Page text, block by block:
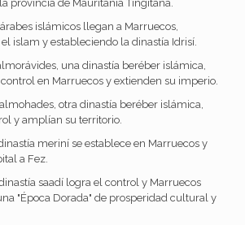
provincia de Mauritania Tingitana.
islámicos llegan a Marruecos,
islam y estableciendo la dinastía Idrisí.
una dinastía beréber islámica,
en Marruecos y extienden su imperio.
otra dinastía beréber islámica,
y amplían su territorio.
meriní se establece en Marruecos y
a Fez.
saadí logra el control y Marruecos
"Época Dorada" de prosperidad cultural y